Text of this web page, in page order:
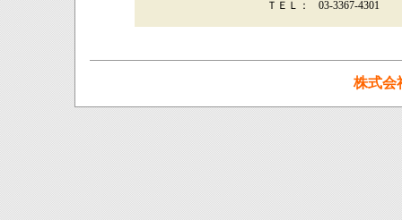
ＴＥＬ： 03-3367-4301
株式会